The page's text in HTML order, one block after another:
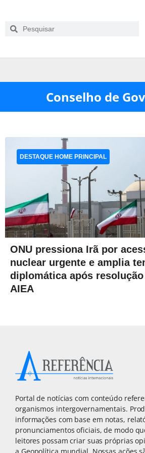
Conselho de
ONU pressiona Irã por
nuclear urgente e amplia
diplomática após resolução
AIEA
DESTAQUE HOME PRINCIPAL
Portal de notícias com conteúdo
organismos intergovernamentais.
informações com base em notas,
pronunciamentos oficiais, de modo
leitores possam criar suas próprias
a Geopolítica mundial. Nossas ações